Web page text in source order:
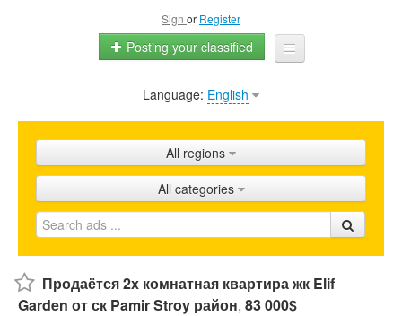
Sign or Register
Posting your classified
Home
Shops
Promotion
FAQ
Blog
Language: English
All regions
All categories
Продаётся 2х комнатная квартира жк Elif
Garden от ск Pamir Stroy район, 83 000$